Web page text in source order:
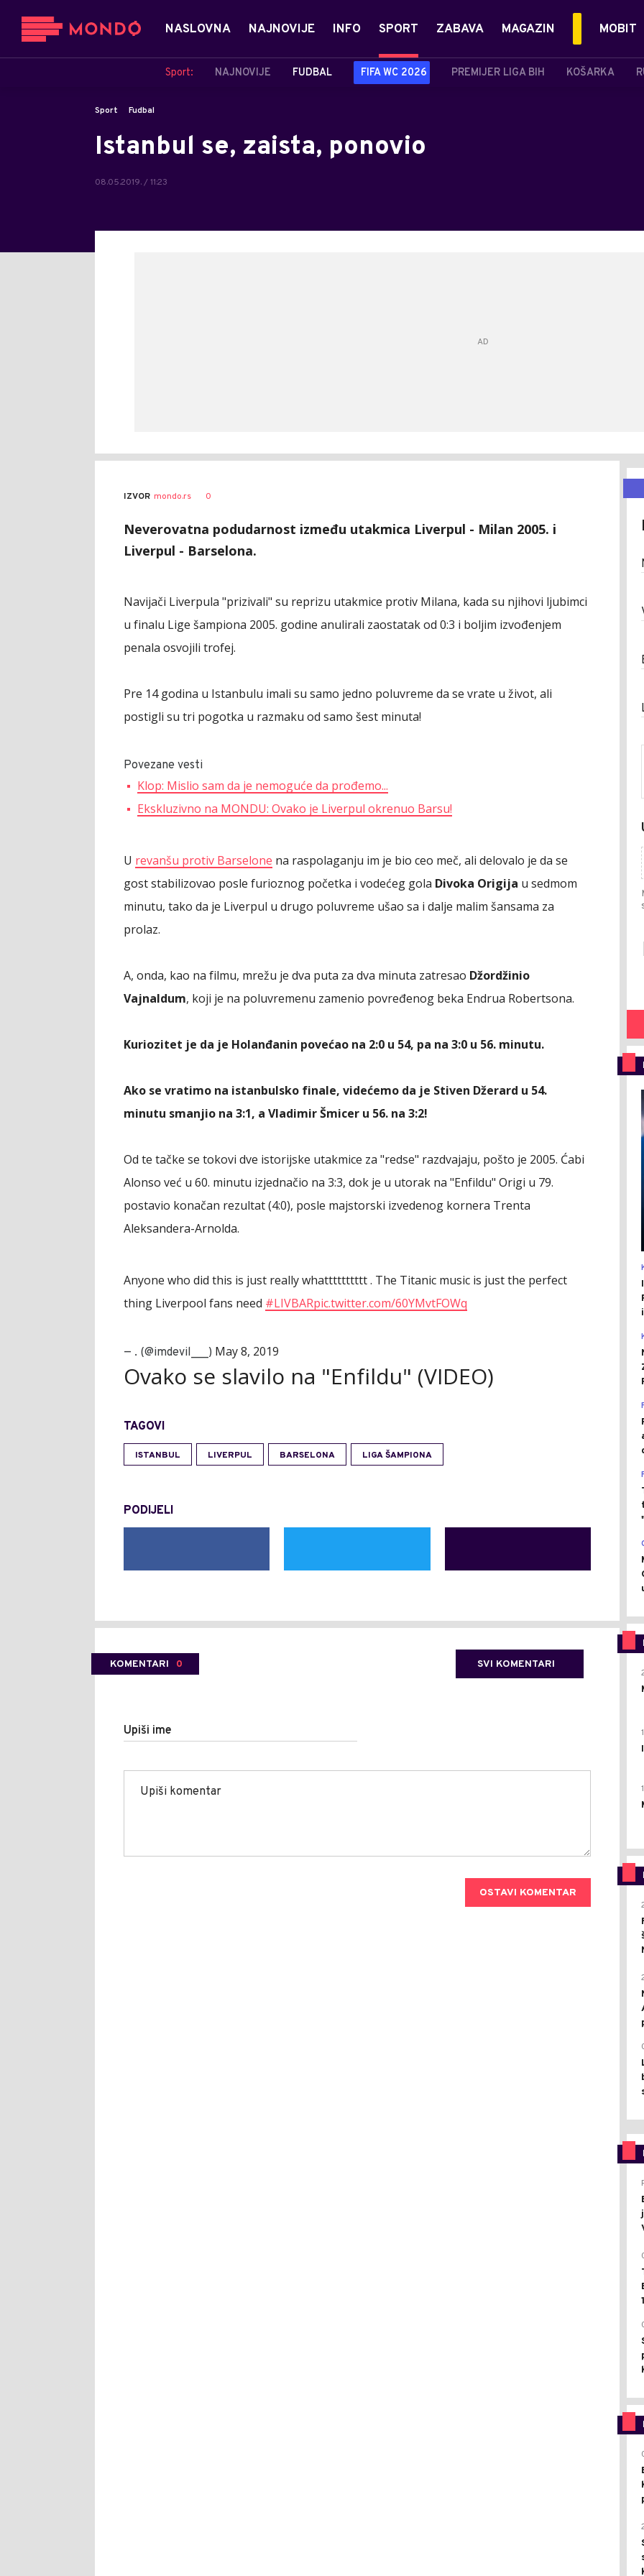
NASLOVNA NAJNOVIJE INFO SPORT
Sport: NAJNOVIJE FUDBAL FIFA WC 2026 PREMIJER LIGA BIH KOŠARKA
ZABAVA MAGAZIN MOBIT
Sport Fudbal
Istanbul se, zaista, ponovio
08.05.2019. / 11:23
IZVOR mondo.rs 0
Neverovatna podudarnost između utakmica Liverpul - Milan 2005. i
Liverpul - Barselona.
Navijači Liverpula "prizivali" su reprizu utakmice protiv Milana, kada su njihovi ljubimci
u finalu Lige šampiona 2005. godine anulirali zaostatak od 0:3 i boljim izvođenjem
penala osvojili trofej.
Pre 14 godina u Istanbulu imali su samo jedno poluvreme da se vrate u život, ali
postigli su tri pogotka u razmaku od samo šest minuta!
Povezane vesti
Klop: Mislio sam da je nemoguće da prođemo...
Ekskluzivno na MONDU: Ovako je Liverpul okrenuo Barsu!
U revanšu protiv Barselone na raspolaganju im je bio ceo meč, ali delovalo je da se
gost stabilizovao posle furioznog početka i vodećeg gola Divoka Origija u sedmom
minutu, tako da je Liverpul u drugo poluvreme ušao sa i dalje malim šansama za
prolaz.
A, onda, kao na filmu, mrežu je dva puta za dva minuta zatresao Džordžinio
Vajnaldum, koji je na poluvremenu zamenio povređenog beka Endrua Robertsona.
Kuriozitet je da je Holanđanin povećao na 2:0 u 54, pa na 3:0 u 56. minutu.
Ako se vratimo na istanbulsko finale, videćemo da je Stiven Džerard u 54.
minutu smanjio na 3:1, a Vladimir Šmicer u 56. na 3:2!
Od te tačke se tokovi dve istorijske utakmice za "redse" razdvajaju, pošto je 2005. Ćabi
Alonso već u 60. minutu izjednačio na 3:3, dok je u utorak na "Enfildu" Origi u 79.
postavio konačan rezultat (4:0), posle majstorski izvedenog kornera Trenta
Aleksandera-Arnolda.
Anyone who did this is just really whatttttttttt . The Titanic music is just the perfect
thing Liverpool fans need #LIVBARpic.twitter.com/60YMvtFOWq
— . (@imdevil___) May 8, 2019
Ovako se slavilo na "Enfildu" (VIDEO)
TAGOVI
ISTANBUL LIVERPUL BARSELONA LIGA ŠAMPIONA
PODIJELI
KOMENTARI 0 SVI KOMENTARI
Upiši ime
OSTAVI KOMENTAR